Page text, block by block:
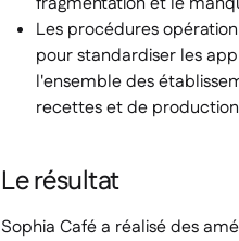
Les procédures
pour standardiser les
l'ensemble des
recettes et de
Le résultat
Sophia Café a réalisé des